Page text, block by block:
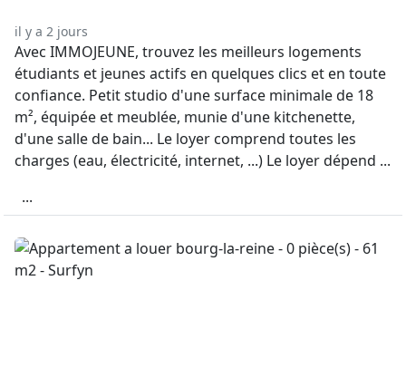
il y a 2 jours
Avec IMMOJEUNE, trouvez les meilleurs logements
étudiants et jeunes actifs en quelques clics et en toute
confiance. Petit studio d'une surface minimale de 18
m², équipée et meublée, munie d'une kitchenette,
d'une salle de bain... Le loyer comprend toutes les
charges (eau, électricité, internet, ...) Le loyer dépend ...
...